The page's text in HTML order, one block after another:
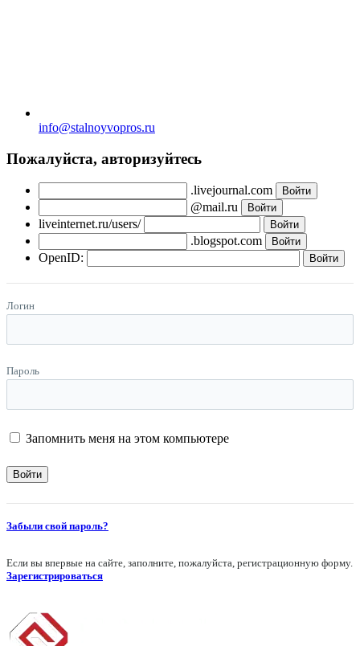
info@stalnoyvopros.ru
Пожалуйста, авторизуйтесь
.livejournal.com
@mail.ru
liveinternet.ru/users/
.blogspot.com
OpenID:
Логин
Пароль
Запомнить меня на этом компьютере
Забыли свой пароль?
Если вы впервые на сайте, заполните, пожалуйста, регистрационную форму.
Зарегистрироваться